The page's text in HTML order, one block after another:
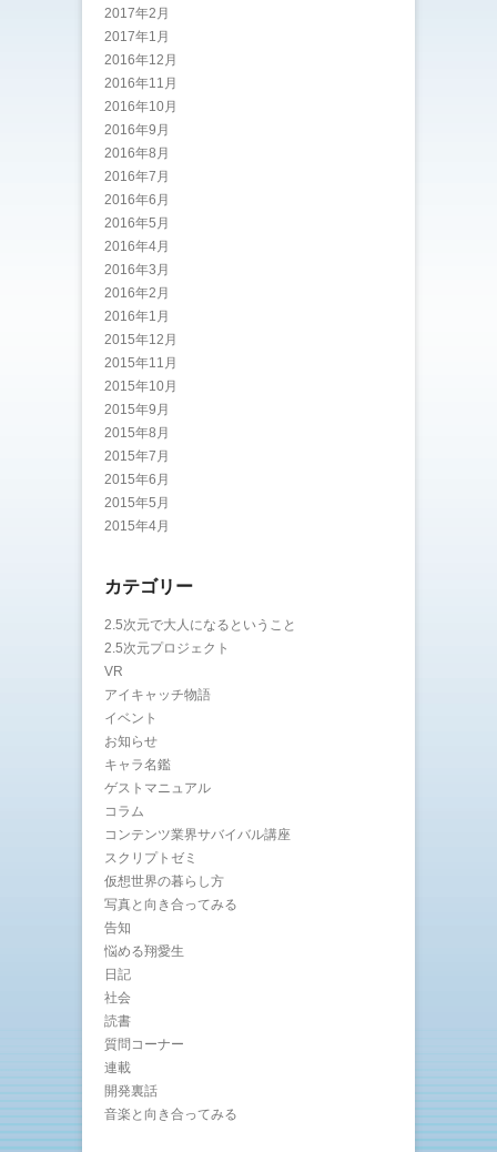
2017年2月
2017年1月
2016年12月
2016年11月
2016年10月
2016年9月
2016年8月
2016年7月
2016年6月
2016年5月
2016年4月
2016年3月
2016年2月
2016年1月
2015年12月
2015年11月
2015年10月
2015年9月
2015年8月
2015年7月
2015年6月
2015年5月
2015年4月
カテゴリー
2.5次元で大人になるということ
2.5次元プロジェクト
VR
アイキャッチ物語
イベント
お知らせ
キャラ名鑑
ゲストマニュアル
コラム
コンテンツ業界サバイバル講座
スクリプトゼミ
仮想世界の暮らし方
写真と向き合ってみる
告知
悩める翔愛生
日記
社会
読書
質問コーナー
連載
開発裏話
音楽と向き合ってみる